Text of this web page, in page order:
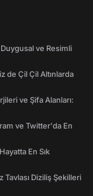
ve Resimli
de Çil Çil Altınlarda
ve Şifa Alanları:
ve Twitter'da En
En Sık
Tavlası Diziliş Şekilleri